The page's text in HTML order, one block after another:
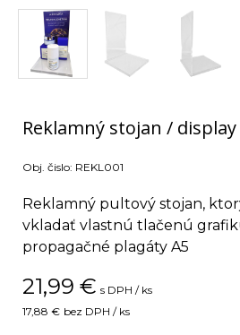
Reklamný stojan /
Obj. čislo: REKL001
Reklamný pultový stojan,
vkladať vlastnú tlačenú
propagačné plagáty A5
21,99 € s DPH / ks
17,88 € bez DPH / ks